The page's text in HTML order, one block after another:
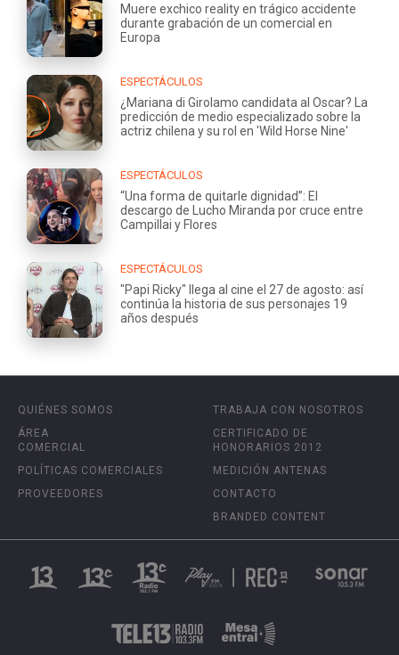
Muere exchico reality en trágico accidente
durante grabación de un comercial en
Europa
ESPECTÁCULOS
¿Mariana di Girolamo candidata al Oscar? La
predicción de medio especializado sobre la
actriz chilena y su rol en 'Wild Horse Nine'
ESPECTÁCULOS
“Una forma de quitarle dignidad”: El
descargo de Lucho Miranda por cruce entre
Campillai y Flores
ESPECTÁCULOS
"Papi Ricky" llega al cine el 27 de agosto: así
continúa la historia de sus personajes 19
años después
QUIÉNES SOMOS
ÁREA
COMERCIAL
POLÍTICAS COMERCIALES
PROVEEDORES
TRABAJA CON NOSOTROS
CERTIFICADO DE
HONORARIOS 2012
MEDICIÓN ANTENAS
CONTACTO
BRANDED CONTENT